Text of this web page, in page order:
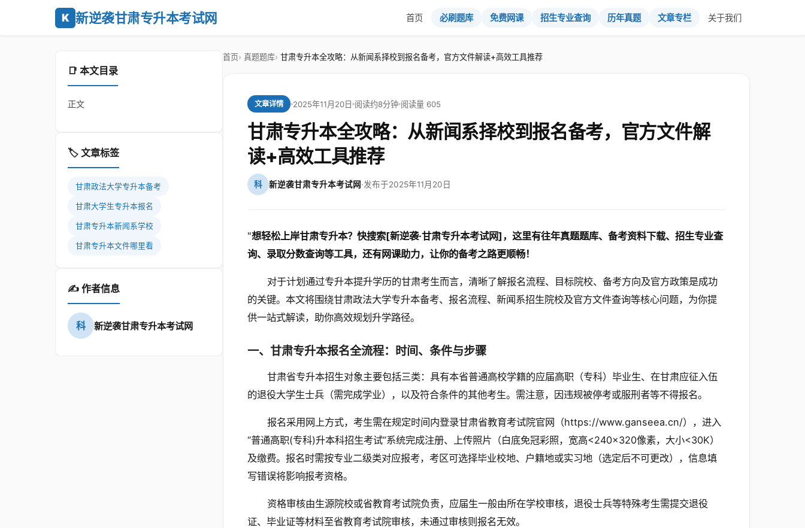
K 新逆袭甘肃专升本考试网 首页 必刷题库 免费网课 招生专业查询 历年真题 文章专栏 关于我们
📑 本文目录
正文
🏷️ 文章标签
甘肃政法大学专升本备考
甘肃大学生专升本报名
甘肃专升本新闻系学校
甘肃专升本文件哪里看
✍️ 作者信息
科 新逆袭甘肃专升本考试网
首页 真题题库 甘肃专升本全攻略：从新闻系择校到报名备考，官方文件解读+高效工具推荐
文章详情 2025年11月20日 阅读约8分钟 阅读量 605
甘肃专升本全攻略：从新闻系择校到报名备考，官方文件解
读+高效工具推荐
科 新逆袭甘肃专升本考试网·发布于2025年11月20日
"想轻松上岸甘肃专升本？快搜索[新逆袭·甘肃专升本考试网]，这里有往年真题题库、备考资料下载、招生专业查
询、录取分数查询等工具，还有网课助力，让你的备考之路更顺畅！
对于计划通过专升本提升学历的甘肃考生而言，清晰了解报名流程、目标院校、备考方向及官方政策是成功
的关键。本文将围绕甘肃政法大学专升本备考、报名流程、新闻系招生院校及官方文件查询等核心问题，为你提
供一站式解读，助你高效规划升学路径。
一、甘肃专升本报名全流程：时间、条件与步骤
甘肃省专升本招生对象主要包括三类：具有本省普通高校学籍的应届高职（专科）毕业生、在甘肃应征入伍
的退役大学生士兵（需完成学业），以及符合条件的其他考生。需注意，因违规被停考或服刑者等不得报名。
报名采用网上方式，考生需在规定时间内登录甘肃省教育考试院官网（https://www.ganseea.cn/），进入
“普通高职(专科)升本科招生考试”系统完成注册、上传照片（白底免冠彩照，宽高<240×320像素，大小<30K）
及缴费。报名时需按专业二级类对应报考，考区可选择毕业校地、户籍地或实习地（选定后不可更改），信息填
写错误将影响报考资格。
资格审核由生源院校或省教育考试院负责，应届生一般由所在学校审核，退役士兵等特殊考生需提交退役
证、毕业证等材料至省教育考试院审核，未通过审核则报名无效。